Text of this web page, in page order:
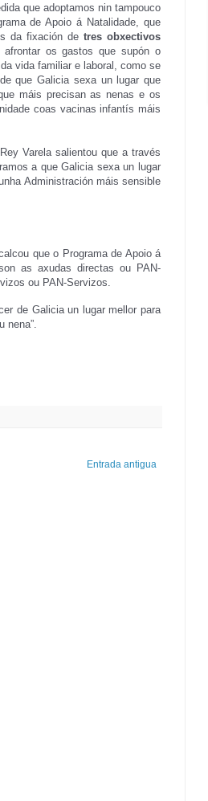
que adoptamos nin tampouco
de Apoio á Natalidade, que
da fixación detres obxectivos
os gastos que supón o
vida familiar e laboral, como se
que Galicia sexa un lugar que
máis precisan as nenas e os
coas vacinas infantís máis
Varela salientou que a través
a que Galicia sexa un lugar
Administración máis sensible
que o Programa de Apoio á
as axudas directas ou PAN-
ou PAN-Servizos.
de Galicia un lugar mellor para
Entrada antigua